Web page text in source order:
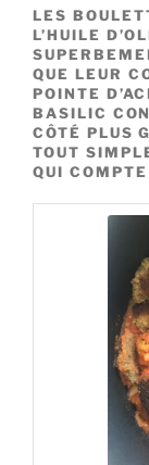
LES
L’HUILE
QUE LEUR
POINTE
BASILIC
CÔTÉ PLUS
TOUT
QUI